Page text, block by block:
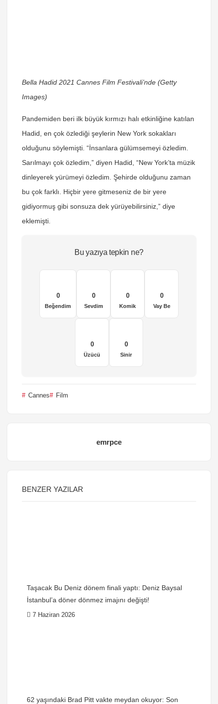
Bella Hadid 2021 Cannes Film Festivali’nde (Getty
Images)
Pandemiden beri ilk büyük kırmızı halı etkinliğine katılan
Hadid, en çok özlediği şeylerin New York sokakları
olduğunu söylemişti. “İnsanlara gülümsemeyi özledim.
Sarılmayı çok özledim,” diyen Hadid, “New York’ta müzik
dinleyerek yürümeyi özledim. Şehirde olduğunu zaman
bu çok farklı. Hiçbir yere gitmeseniz de bir yere
gidiyormuş gibi sonsuza dek yürüyebilirsiniz,” diye
eklemişti.
Bu yazıya tepkin ne?
0
Beğendim
0
Sevdim
0
Komik
0
Vay Be
0
Üzücü
0
Sinir
Cannes Film
emrpce
BENZER YAZILAR
Taşacak Bu Deniz dönem finali yaptı: Deniz Baysal
İstanbul’a döner dönmez imajını değişti!
7 Haziran 2026
62 yaşındaki Brad Pitt vakte meydan okuyor: Son